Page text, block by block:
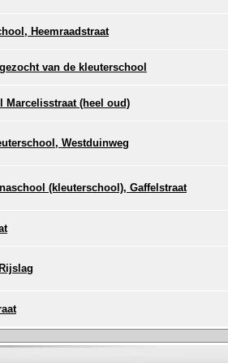
Heemraadstraat
van de kleuterschool
Marcelisstraat (heel oud)
Westduinweg
(kleuterschool), Gaffelstraat